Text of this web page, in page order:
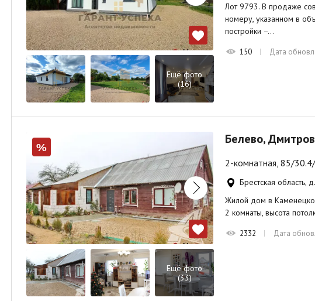
Ещё фото
(16)
Лот 9793. В продаже
номеру, указанном в
постройки –…
150 Дата
%
Ещё фото
(33)
Белево,
2-комнатная, 85/
Брестская область,
Жилой дом в
2 комнаты, высота
2332 Дата